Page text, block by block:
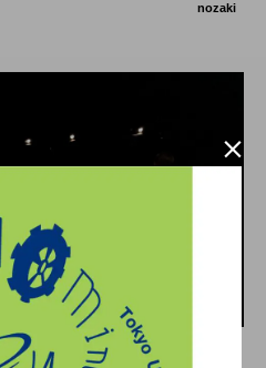
nozaki
